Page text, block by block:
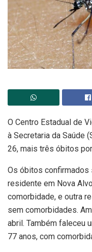
O Centro Estadual de
à Secretaria da Saúde
26, mais três óbitos
Os óbitos confirmados
residente em Nova
comorbidade, e outra
sem comorbidades.
abril. Também faleceu
77 anos, com